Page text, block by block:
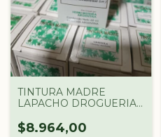
TINTURA MADRE
LAPACHO DROGUERIA
$8.964,00